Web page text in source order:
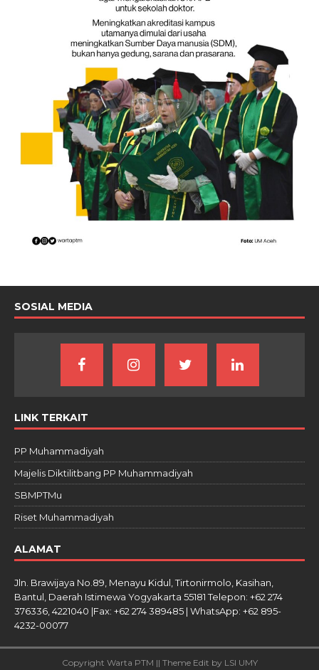
SOSIAL MEDIA
LINK TERKAIT
PP Muhammadiyah
Majelis Diktilitbang PP Muhammadiyah
SBMPTMu
Riset Muhammadiyah
ALAMAT
Jln. Brawijaya No.89, Menayu Kidul, Tirtonirmolo, Kasihan,
Bantul, Daerah Istimewa Yogyakarta 55181 Telepon: +62 274
376336, 4221040 |Fax: +62 274 389485 | WhatsApp: +62 895-
4232-00077
Copyright Warta PTM || Theme Edit by LSI UMY